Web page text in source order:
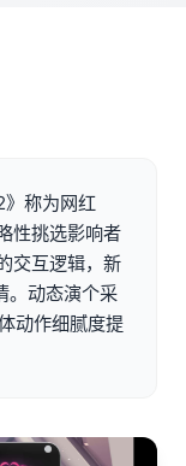
》称为网红
性挑选影响者
交互逻辑，新
。动态演个采
动作细腻度提